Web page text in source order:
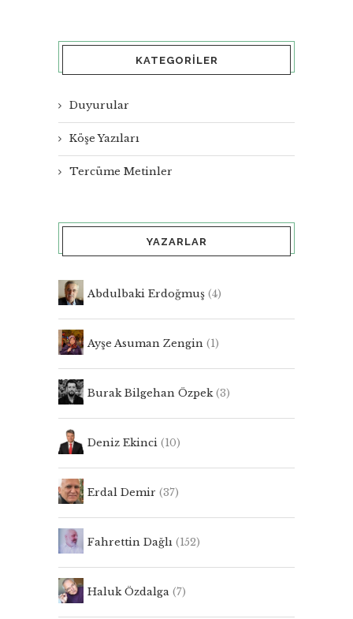
KATEGORILER
Duyurular
Köşe Yazıları
Tercüme Metinler
YAZARLAR
Abdulbaki Erdoğmuş (4)
Ayşe Asuman Zengin (1)
Burak Bilgehan Özpek(3)
Deniz Ekinci (10)
Erdal Demir (37)
Fahrettin Dağlı (152)
Haluk Özdalga (7)